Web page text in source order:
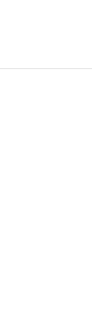
content